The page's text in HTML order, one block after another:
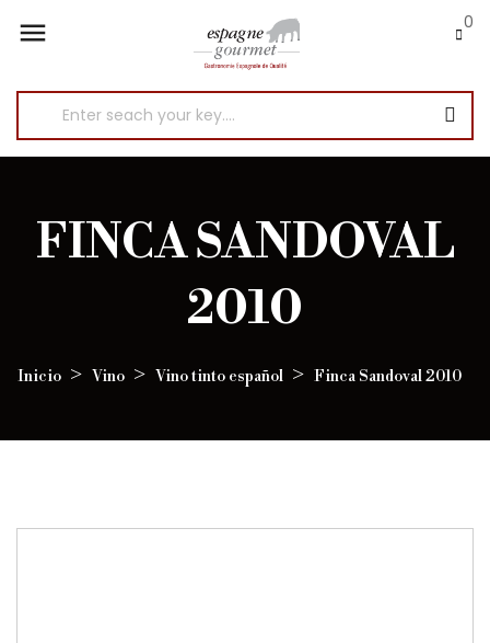
 0
FINCA SANDOVAL
2010
Inicio Vino Vino tinto español Finca Sandoval 2010